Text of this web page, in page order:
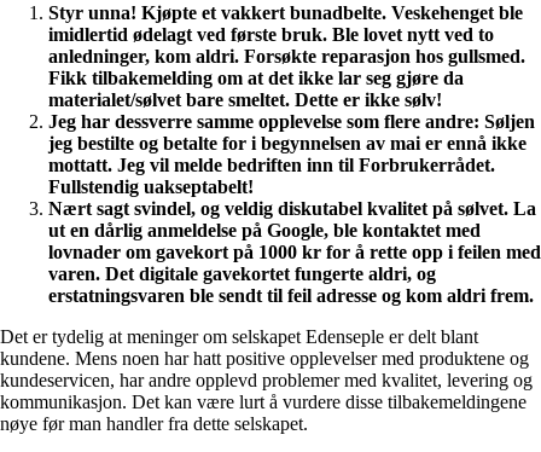
Styr unna! Kjøpte et vakkert bunadbelte. Veskehenget ble
imidlertid ødelagt ved første bruk. Ble lovet nytt ved to
anledninger, kom aldri. Forsøkte reparasjon hos gullsmed.
Fikk tilbakemelding om at det ikke lar seg gjøre da
materialet/sølvet bare smeltet. Dette er ikke sølv!
Jeg har dessverre samme opplevelse som flere andre: Søljen
jeg bestilte og betalte for i begynnelsen av mai er ennå ikke
mottatt. Jeg vil melde bedriften inn til Forbrukerrådet.
Fullstendig uakseptabelt!
Nært sagt svindel, og veldig diskutabel kvalitet på sølvet. La
ut en dårlig anmeldelse på Google, ble kontaktet med
lovnader om gavekort på 1000 kr for å rette opp i feilen med
varen. Det digitale gavekortet fungerte aldri, og
erstatningsvaren ble sendt til feil adresse og kom aldri frem.
Det er tydelig at meninger om selskapet Edenseple er delt blant
kundene. Mens noen har hatt positive opplevelser med produktene og
kundeservicen, har andre opplevd problemer med kvalitet, levering og
kommunikasjon. Det kan være lurt å vurdere disse tilbakemeldingene
nøye før man handler fra dette selskapet.